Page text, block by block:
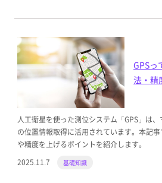
GPSっ
法・精
人工衛星を使った測位システム「GPS」は
の位置情報取得に活用されています。本記
や精度を上げるポイントを紹介します。
2025.11.7
基礎知識